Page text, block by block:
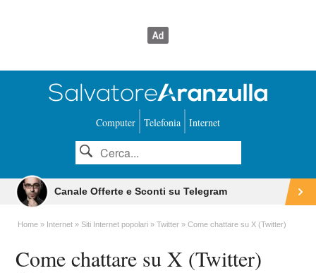
Computer Telefonia Internet
Canale Offerte e Sconti su Telegram
Home Internet Siti Internet popolari Twitter Come chattare su X (Twitter)
Come chattare su X (Twitter)